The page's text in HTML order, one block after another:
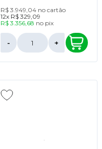
R$ 3.949,04 no cartão
12x R$ 329,09
R$ 3.356,68 no pix
- +